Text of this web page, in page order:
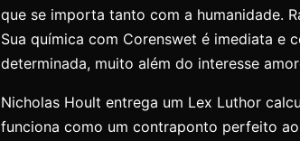
que se importa tanto com a humanidade.
Sua química com Corenswet é imediata e
determinada, muito além do interesse
Nicholas Hoult entrega um Lex Luthor
funciona como um contraponto perfeito